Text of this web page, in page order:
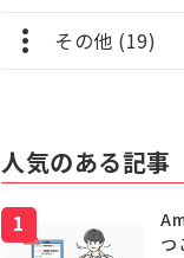
その他 (19)
人気のある記事
つ